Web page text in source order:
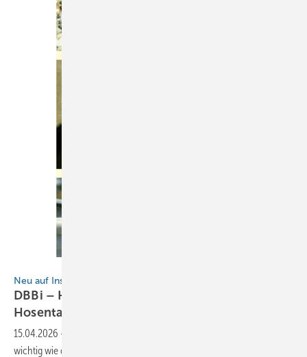
Neu auf Instagram
DBBi – Handwerker-Wissen für die
Hosentasche
15.04.2026 -
wichtig wie der Hammer. Genau hier setzt BAUMETALL an: Mit dem